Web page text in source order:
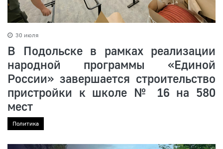
30 июля
В Подольске в рамках реализации
народной программы «Единой
России» завершается строительство
пристройки к школе № 16 на 580
мест
Политика